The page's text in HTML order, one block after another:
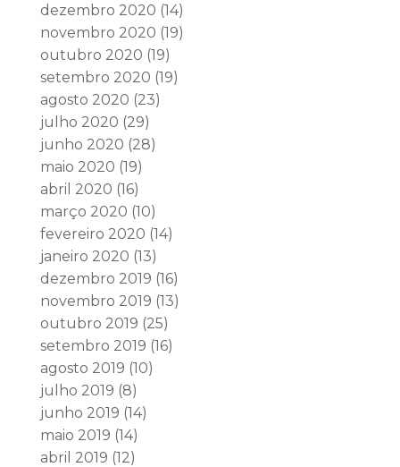
dezembro 2020 (14)
novembro 2020 (19)
outubro 2020 (19)
setembro 2020 (19)
agosto 2020 (23)
julho 2020 (29)
junho 2020 (28)
maio 2020 (19)
abril 2020 (16)
março 2020 (10)
fevereiro 2020 (14)
janeiro 2020 (13)
dezembro 2019 (16)
novembro 2019 (13)
outubro 2019 (25)
setembro 2019 (16)
agosto 2019 (10)
julho 2019 (8)
junho 2019 (14)
maio 2019 (14)
abril 2019 (12)